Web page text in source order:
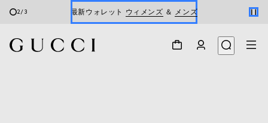
2/3 最新ウォレット ウィメンズ ＆ メンズ